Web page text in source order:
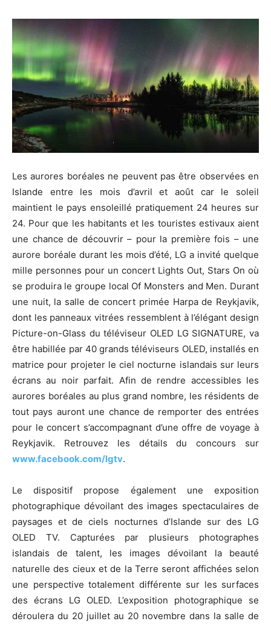
Les aurores boréales ne peuvent pas être observées en
Islande entre les mois d’avril et août car le soleil
maintient le pays ensoleillé pratiquement 24 heures sur
24. Pour que les habitants et les touristes estivaux aient
une chance de découvrir – pour la première fois – une
aurore boréale durant les mois d’été, LG a invité quelque
mille personnes pour un concert Lights Out, Stars On où
se produira le groupe local Of Monsters and Men. Durant
une nuit, la salle de concert primée Harpa de Reykjavik,
dont les panneaux vitrées ressemblent à l’élégant design
Picture-on-Glass du téléviseur OLED LG SIGNATURE, va
être habillée par 40 grands téléviseurs OLED, installés en
matrice pour projeter le ciel nocturne islandais sur leurs
écrans au noir parfait. Afin de rendre accessibles les
aurores boréales au plus grand nombre, les résidents de
tout pays auront une chance de remporter des entrées
pour le concert s’accompagnant d’une offre de voyage à
Reykjavik. Retrouvez les détails du concours sur
www.facebook.com/lgtv.
Le dispositif propose également une exposition
photographique dévoilant des images spectaculaires de
paysages et de ciels nocturnes d’Islande sur des LG
OLED TV. Capturées par plusieurs photographes
islandais de talent, les images dévoilant la beauté
naturelle des cieux et de la Terre seront affichées selon
une perspective totalement différente sur les surfaces
des écrans LG OLED. L’exposition photographique se
déroulera du 20 juillet au 20 novembre dans la salle de